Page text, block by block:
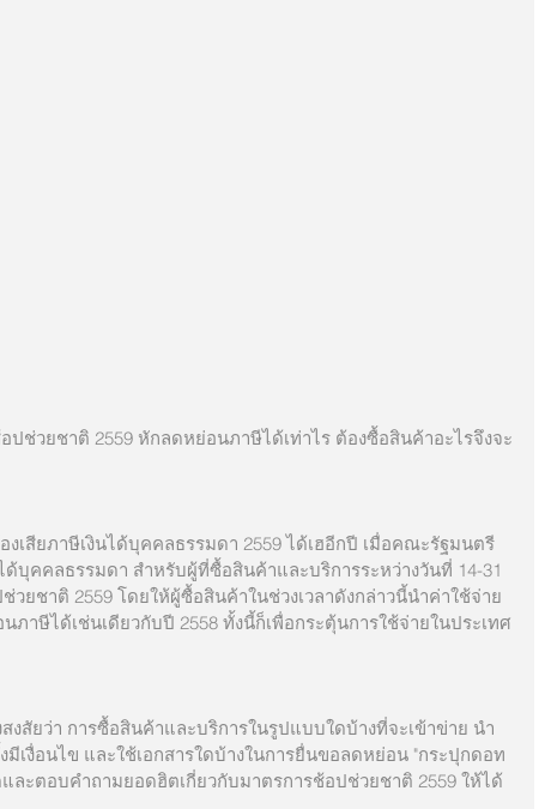
ช่วยชาติ 2559 หักลดหย่อนภาษีได้เท่าไร ต้องซื้อสินค้าอะไรจึงจะ
ด้บุคคลธรรมดา สำหรับผู้ที่ซื้อสินค้าและบริการระหว่างวันที่ 14-31
วยชาติ 2559 โดยให้ผู้ซื้อสินค้าในช่วงเวลาดังกล่าวนี้นำค่าใช้จ่าย
ภาษีได้เช่นเดียวกับปี 2558 ทั้งนี้ก็เพื่อกระตุ้นการใช้จ่ายในประเทศ
เงื่อนไข และใช้เอกสารใดบ้างในการยื่นขอลดหย่อน "กระปุกดอท
ละตอบคำถามยอดฮิตเกี่ยวกับมาตรการช้อปช่วยชาติ 2559 ให้ได้